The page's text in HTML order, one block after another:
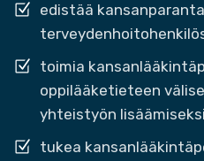
edistää
toimia
oppilääketieteen
yhteistyön lisäämiseksi
tukea